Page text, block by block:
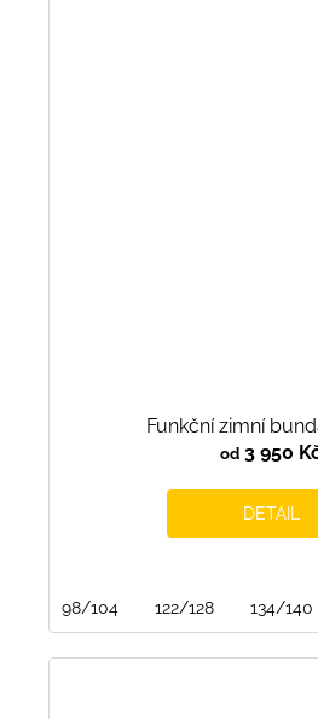
Funkční zimní
od 3 950
DETAIL
98/104 122/128 134/140